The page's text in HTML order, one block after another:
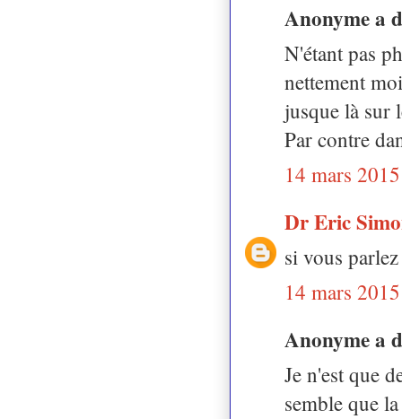
Anonyme a
N'étant pas
nettement
jusque là sur
Par contre
14 mars
Dr Eric
si vous
14 mars
Anonyme a
Je n'est que
semble que